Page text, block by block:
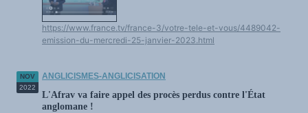
https://www.france.tv/france-3/votre-tele-et-vous/4489042-
emission-du-mercredi-25-janvier-2023.html
NOV
2022
ANGLICISMES-ANGLICISATION
L'Afrav va faire appel des procès perdus contre l'État
anglomane !